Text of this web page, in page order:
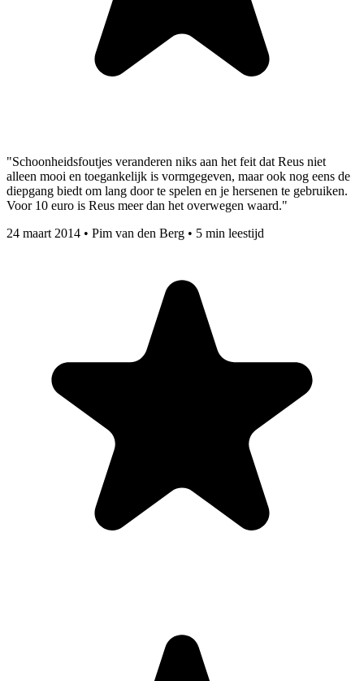
"Schoonheidsfoutjes veranderen niks aan het feit dat Reus niet
alleen mooi en toegankelijk is vormgegeven, maar ook nog eens de
diepgang biedt om lang door te spelen en je hersenen te gebruiken.
Voor 10 euro is Reus meer dan het overwegen waard."
24 maart 2014 • Pim van den Berg • 5 min leestijd